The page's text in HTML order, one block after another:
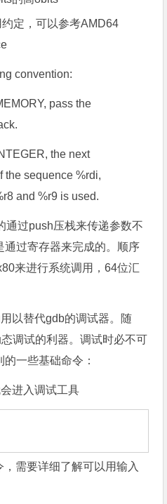
定，可以参考AMD64
convention:
pass the
the next
the sequence %rdi,
and %r9 is used.
通过push压栈来传递参数不
通过寄存器来完成的。顺序
来进行系统调用，64位汇
以替代gdb的调试器。随
调试的利器。调试时必不可
一些基础命令：
进入调试工具
需要详细了解可以用输入